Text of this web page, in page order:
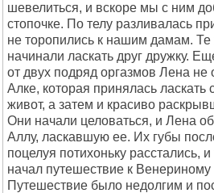
шевелиться, и вскоре мы с ним
стопочке. По телу разливалась
не торопились к нашим дамам. Те
начинали ласкать друг дружку.
от двух подряд оргазмов Лена не
Алке, которая принялась ласкать
живот, а затем и красиво
Они начали целоваться, и Лена
Аллу, ласкавшую ее. Их губы
поцелуя потихоньку расстались,
начал путешествие к Венериному
Путешествие было недолгим и